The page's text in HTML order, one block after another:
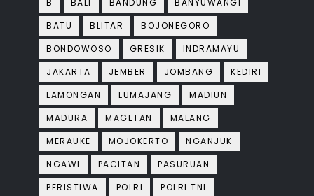
B BALI BANDUNG
BANYUWANGI
BATU
BLITAR
BOJONEGORO
BONDOWOSO
GRESIK
INDRAMAYU
JAKARTA
JEMBER JOMBANG
KEDIRI
LAMONGAN
LUMAJANG
MADIUN
MADURA
MAGETAN
MALANG
MERAUKE
MOJOKERTO
NGANJUK
NGAWI
PACITAN
PASURUAN
PERISTIWA
POLRI
POLRI TNI